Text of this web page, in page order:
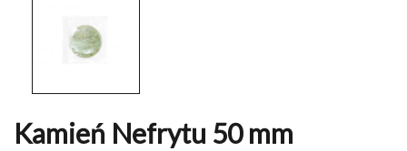
Kamień Nefrytu 50 mm